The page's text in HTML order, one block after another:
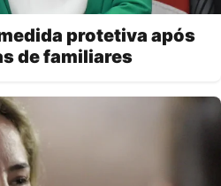
protetiva após
de familiares